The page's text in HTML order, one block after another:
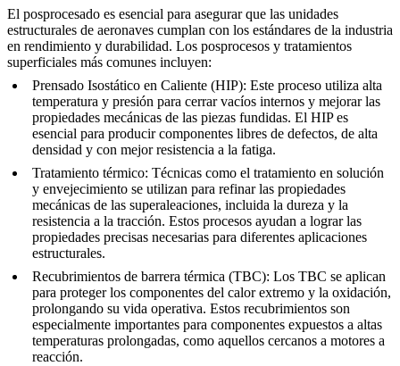
El posprocesado es esencial para asegurar que las unidades
estructurales de aeronaves cumplan con los estándares de la industria
en rendimiento y durabilidad. Los posprocesos y tratamientos
superficiales más comunes incluyen:
Prensado Isostático en Caliente (HIP): Este proceso utiliza alta
temperatura y presión para cerrar vacíos internos y mejorar las
propiedades mecánicas de las piezas fundidas. El HIP es
esencial para producir componentes libres de defectos, de alta
densidad y con mejor resistencia a la fatiga.
Tratamiento térmico: Técnicas como el tratamiento en solución
y envejecimiento se utilizan para refinar las propiedades
mecánicas de las superaleaciones, incluida la dureza y la
resistencia a la tracción. Estos procesos ayudan a lograr las
propiedades precisas necesarias para diferentes aplicaciones
estructurales.
Recubrimientos de barrera térmica (TBC): Los TBC se aplican
para proteger los componentes del calor extremo y la oxidación,
prolongando su vida operativa. Estos recubrimientos son
especialmente importantes para componentes expuestos a altas
temperaturas prolongadas, como aquellos cercanos a motores a
reacción.